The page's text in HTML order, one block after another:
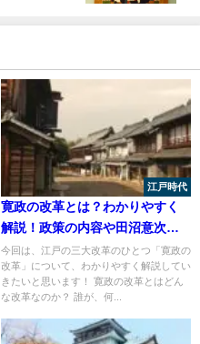
江戸時代
寛政の改革とは？わかりやすく
解説！政策の内容や田沼意次に
ついて！
今回は、江戸の三大改革のひとつ「寛政の
改革」について、わかりやすく解説してい
きたいと思います！ 寛政の改革とはどん
な改革なのか？ 誰が、何...